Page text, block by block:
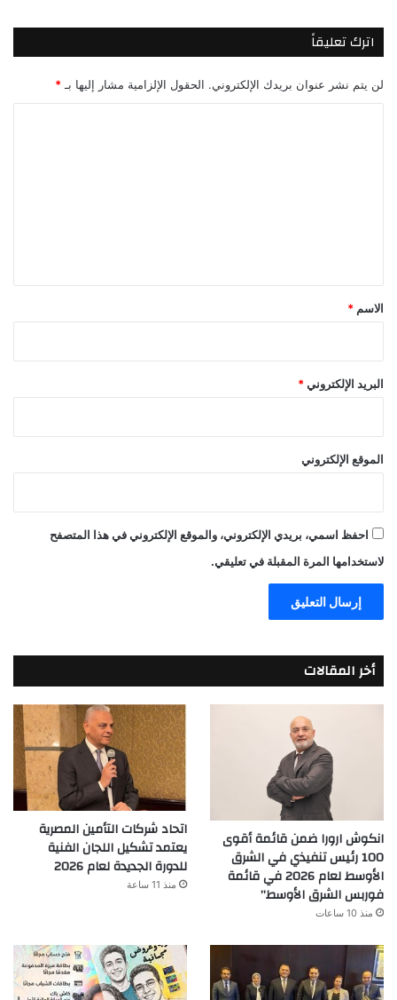
اترك تعليقاً
لن يتم نشر عنوان بريدك الإلكتروني. الحقول الإلزامية مشار إليها بـ *
*
الاسم *
البريد الإلكتروني *
الموقع الإلكتروني
احفظ اسمي، بريدي الإلكتروني، والموقع الإلكتروني في هذا المتصفح
لاستخدامها المرة المقبلة في تعليقي.
أخر المقالات
انكوش ارورا ضمن قائمة أقوى
100 رئيس تنفيذي في الشرق
الأوسط لعام 2026 في قائمة
فوربس الشرق الأوسط”
منذ 10 ساعات
اتحاد شركات التأمين المصرية
يعتمد تشكيل اللجان الفنية
للدورة الجديدة لعام 2026
منذ 11 ساعة